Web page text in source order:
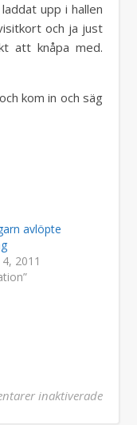
upp i hallen
och ja just
att knåpa med.
kom in och säg
avlöpte
2011
inaktiveradeför